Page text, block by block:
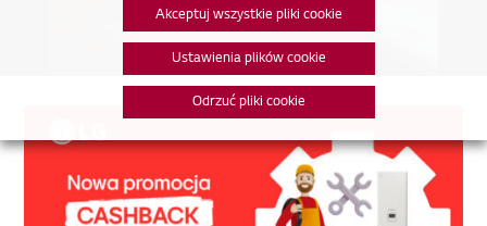
OZNAKUJ SAMOCHÓD
Akceptuj wszystkie pliki cookie
Ustawienia plików cookie
Odrzuć pliki cookie